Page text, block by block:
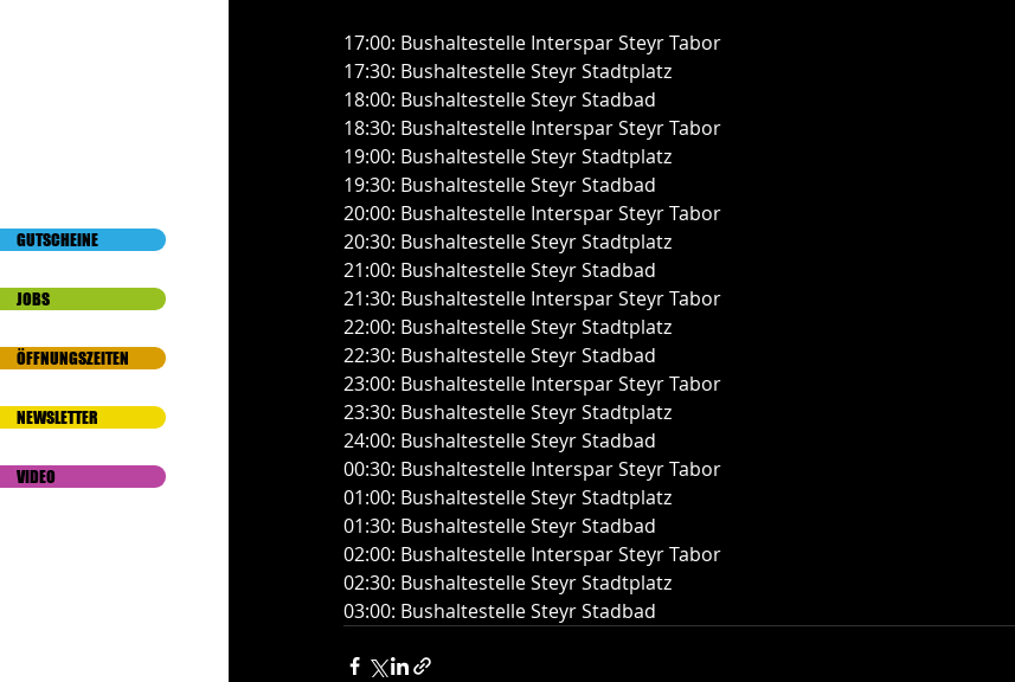
NEWSLETTER
ÖFFNUNGSZEITEN
GUTSCHEINE
JOBS
VIDEO
17:00: Bushaltestelle Interspar Steyr Tabor
17:30: Bushaltestelle Steyr Stadtplatz
18:00: Bushaltestelle Steyr Stadbad
18:30: Bushaltestelle Interspar Steyr Tabor
19:00: Bushaltestelle Steyr Stadtplatz
19:30: Bushaltestelle Steyr Stadbad
20:00: Bushaltestelle Interspar Steyr Tabor
20:30: Bushaltestelle Steyr Stadtplatz
21:00: Bushaltestelle Steyr Stadbad
21:30: Bushaltestelle Interspar Steyr Tabor
22:00: Bushaltestelle Steyr Stadtplatz
22:30: Bushaltestelle Steyr Stadbad
23:00: Bushaltestelle Interspar Steyr Tabor
23:30: Bushaltestelle Steyr Stadtplatz
24:00: Bushaltestelle Steyr Stadbad
00:30: Bushaltestelle Interspar Steyr Tabor
01:00: Bushaltestelle Steyr Stadtplatz
01:30: Bushaltestelle Steyr Stadbad
02:00: Bushaltestelle Interspar Steyr Tabor
02:30: Bushaltestelle Steyr Stadtplatz
03:00: Bushaltestelle Steyr Stadbad